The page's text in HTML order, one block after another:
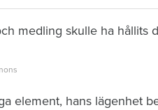
medling skulle ha hållits
element, hans lägenhet